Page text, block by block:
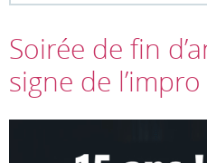
Soirée de fin
signe de l’impro